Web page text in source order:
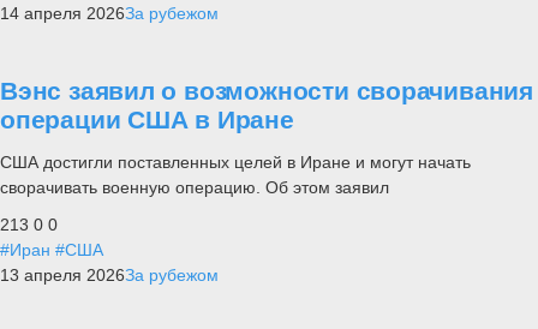
14 апреля 2026За рубежом
Вэнс заявил о возможности сворачивания
операции США в Иране
США достигли поставленных целей в Иране и могут начать
сворачивать военную операцию. Об этом заявил
213 0 0
#Иран #США
13 апреля 2026За рубежом